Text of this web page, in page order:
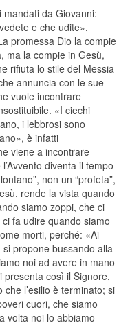
da Giovanni:
e che udite»,
promessa Dio la compie
ma la compie in Gesù,
rifiuta lo stile del Messia
annuncia con le sue
vuole incontrare
«I ciechi
i lebbrosi sono
è infatti
viene a incontrare
diventa il tempo
non un “profeta”,
rende la vista quando
siamo zoppi, che ci
fa udire quando siamo
morti, perché: «Ai
propone bussando alla
noi ad avere in mano
presenta così il Signore,
l’esilio è terminato; si
cuori, che siamo
volta noi lo abbiamo